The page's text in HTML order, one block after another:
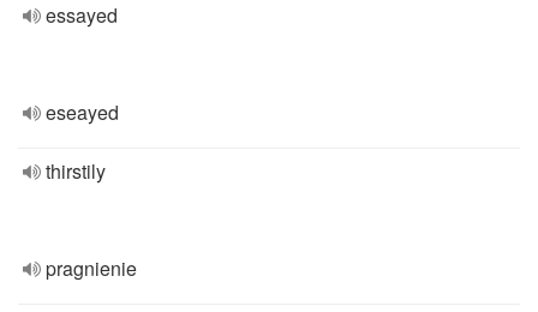
essayed
eseayed
thirstily
pragnienie